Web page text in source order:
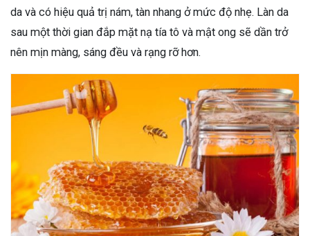
da và có hiệu quả trị nám, tàn nhang ở mức độ nhẹ. Làn da
sau một thời gian đắp mặt nạ tía tô và mật ong sẽ dần trở
nên mịn màng, sáng đều và rạng rỡ hơn.